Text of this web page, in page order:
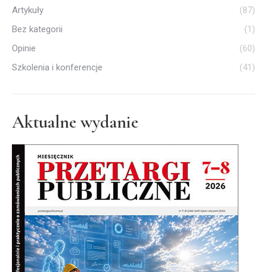
Artykuły
(87)
Bez kategorii
(1)
Opinie
(60)
Szkolenia i konferencje
(41)
Aktualne wydanie